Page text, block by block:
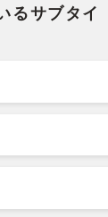
るサブタイ